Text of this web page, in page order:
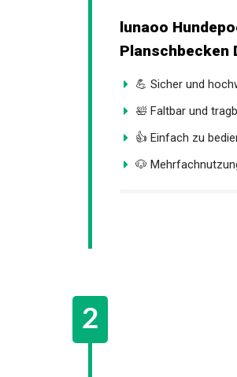
lunaoo
Planschbecken
💪 Sicher und
🛀 Faltbar und
👍 Einfach zu
🐶